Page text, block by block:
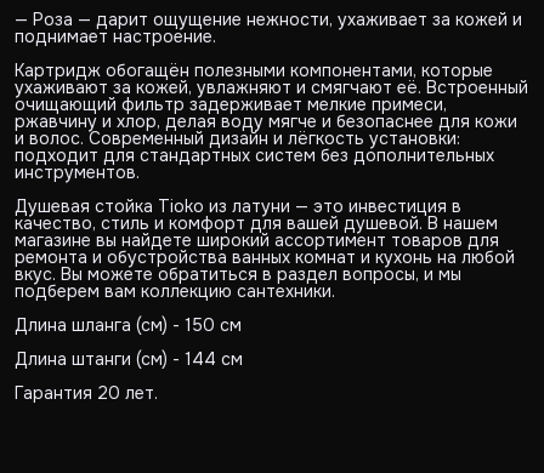
— Роза — дарит ощущение нежности, ухаживает за кожей и
поднимает настроение.
Картридж обогащён полезными компонентами, которые
ухаживают за кожей, увлажняют и смягчают её. Встроенный
очищающий фильтр задерживает мелкие примеси,
ржавчину и хлор, делая воду мягче и безопаснее для кожи
и волос. Современный дизайн и лёгкость установки:
подходит для стандартных систем без дополнительных
инструментов.
Душевая стойка Tioko из латуни — это инвестиция в
качество, стиль и комфорт для вашей душевой. В нашем
магазине вы найдете широкий ассортимент товаров для
ремонта и обустройства ванных комнат и кухонь на любой
вкус. Вы можете обратиться в раздел вопросы, и мы
подберем вам коллекцию сантехники.
Длина шланга (см) - 150 см
Длина штанги (см) - 144 см
Гарантия 20 лет.